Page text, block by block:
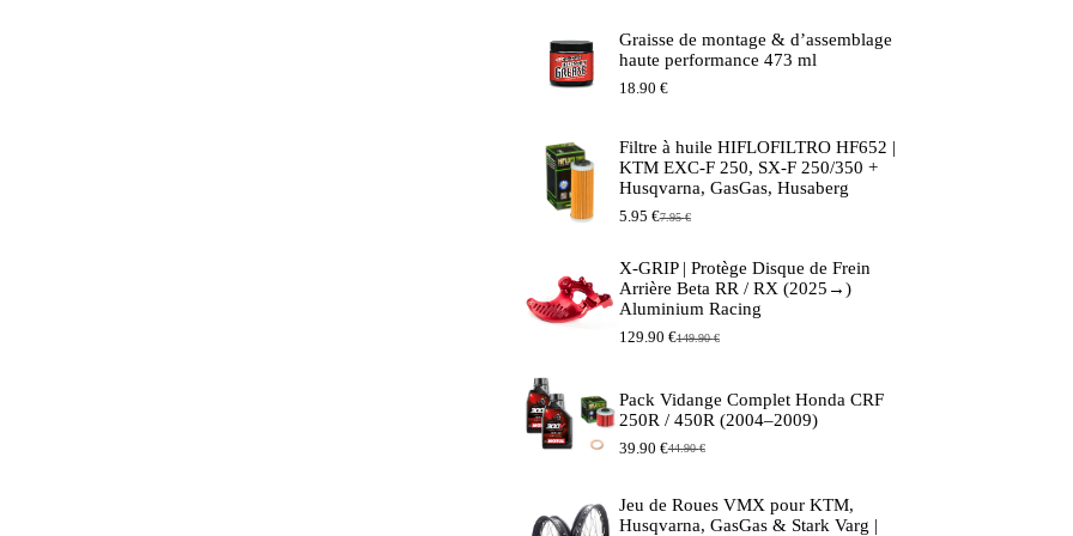
Graisse de montage & d’assemblage
haute performance 473 ml
18.90 €
Filtre à huile HIFLOFILTRO HF652 |
KTM EXC-F 250, SX-F 250/350 +
Husqvarna, GasGas, Husaberg
7.95€
Le
initial
était :
7.95 €.
5.95 €
Le
actuel
est :
5.95 €.
X-GRIP | Protège Disque de Frein
Arrière Beta RR / RX (2025→)
Aluminium Racing
149.90€
Le
était :
149.90 €.
129.90 €
Le
est :
129.90 €.
Pack Vidange Complet Honda CRF
250R / 450R (2004–2009)
44.90€
Le
était :
44.90 €.
39.90 €
Le
est :
39.90 €.
Jeu de Roues VMX pour KTM,
Husqvarna, GasGas & Stark Varg |